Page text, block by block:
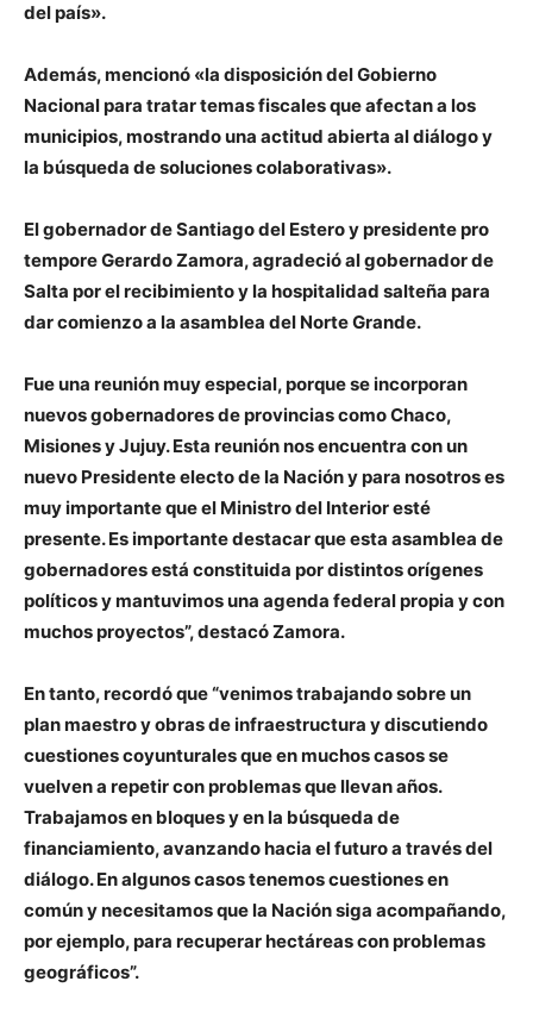
del país».
Además, mencionó «la disposición del Gobierno
Nacional para tratar temas fiscales que afectan a los
municipios, mostrando una actitud abierta al diálogo y
la búsqueda de soluciones colaborativas».
El gobernador de Santiago del Estero y presidente pro
temporeGerardo Zamora,agradeció al gobernador de
Salta por el recibimiento y la hospitalidad salteña para
dar comienzo a la asamblea del Norte Grande.
Fue una reunión muy especial, porque se incorporan
nuevos gobernadores de provincias como Chaco,
Misiones y Jujuy. Esta reunión nos encuentra con un
nuevo Presidente electo de la Nación y para nosotros es
muy importante que el Ministro del Interior esté
presente. Es importante destacar que esta asamblea de
gobernadores está constituida por distintos orígenes
políticos y mantuvimos una agenda federal propia y con
muchos proyectos”, destacó Zamora.
En tanto, recordó que “venimos trabajando sobre un
plan maestro y obras de infraestructura y discutiendo
cuestiones coyunturales que en muchos casos se
vuelven a repetir con problemas que llevan años.
Trabajamos en bloques y en la búsqueda de
financiamiento, avanzando hacia el futuro a través del
diálogo. En algunos casos tenemos cuestiones en
común y necesitamos que la Nación siga acompañando,
por ejemplo, para recuperar hectáreas con problemas
geográficos”.